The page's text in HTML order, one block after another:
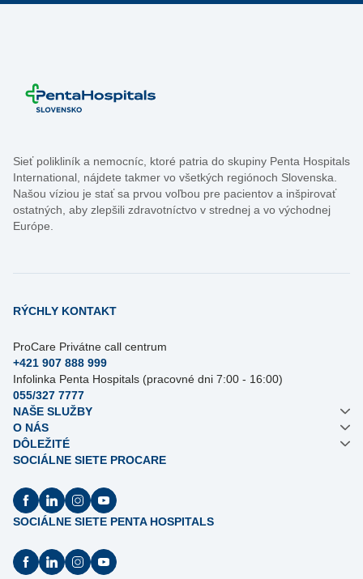
Sieť polikliník a nemocníc, ktoré patria do skupiny Penta Hospitals
International, nájdete takmer vo všetkých regiónoch Slovenska.
Našou víziou je stať sa prvou voľbou pre pacientov a inšpirovať
ostatných, aby zlepšili zdravotníctvo v strednej a vo východnej
Európe.
RÝCHLY KONTAKT
ProCare Privátne call centrum
+421 907 888 999
Infolinka Penta Hospitals (pracovné dni 7:00 - 16:00)
055/327 7777
NAŠE SLUŽBY
O NÁS
DÔLEŽITÉ
SOCIÁLNE SIETE PROCARE
SOCIÁLNE SIETE PENTA HOSPITALS